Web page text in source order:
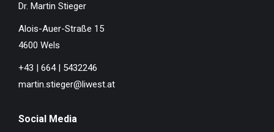
Dr. Martin Stieger
Alois-Auer-Straße 15
4600 Wels
+43 | 664 | 5432246
martin.stieger@liwest.at
Social Media